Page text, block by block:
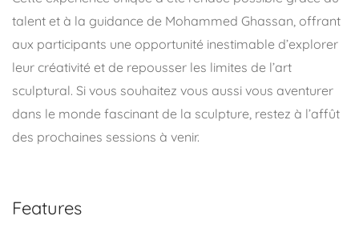
talent et à la guidance de Mohammed Ghassan, offrant
aux participants une opportunité inestimable d’explorer
leur créativité et de repousser les limites de l’art
sculptural. Si vous souhaitez vous aussi vous aventurer
dans le monde fascinant de la sculpture, restez à l’affût
des prochaines sessions à venir.
Features